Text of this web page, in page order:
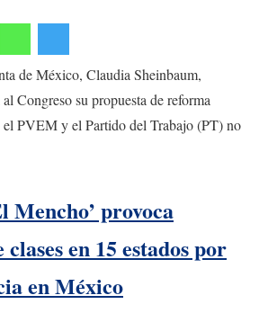
de México, Claudia Sheinbaum,
Congreso su propuesta de reforma
el PVEM y el Partido del Trabajo (PT) no
Mencho’ provoca
clases en 15 estados por
en México